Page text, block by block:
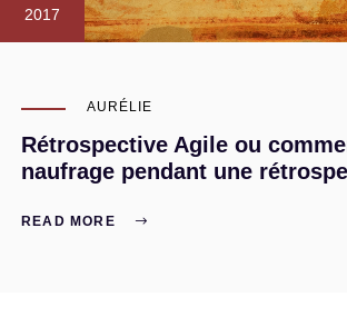
2017
AURÉLIE
Rétrospective Agile ou
naufrage pendant une
READ MORE